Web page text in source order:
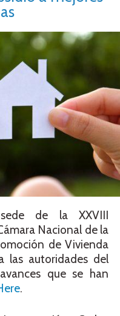
de la XXVIII
Nacional de la
de Vivienda
las autoridades del
que se han
.